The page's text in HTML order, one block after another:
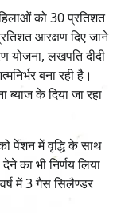
को 30 प्रतिशत
आरक्षण दिए जाने
योजना, लखपति दीदी
बना रही है।
के दिया जा रहा
पेंशन में वृद्धि के साथ
का भी निर्णय लिया
में 3 गैस सिलैण्डर